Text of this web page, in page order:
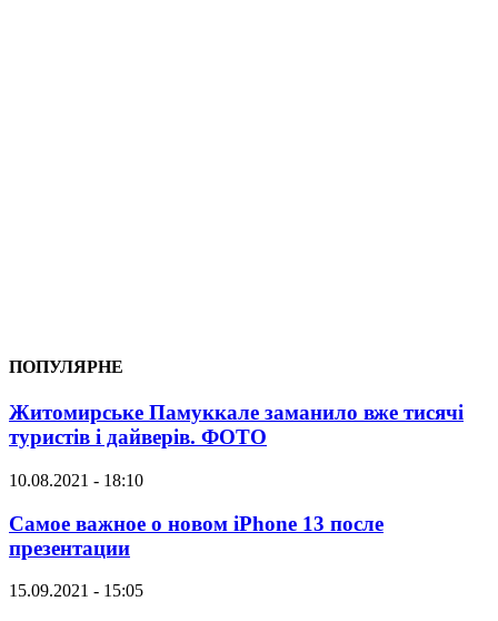
ПОПУЛЯРНЕ
Житомирське Памуккале заманило вже тисячі
туристів і дайверів. ФОТО
10.08.2021 - 18:10
Самое важное о новом iPhone 13 после
презентации
15.09.2021 - 15:05